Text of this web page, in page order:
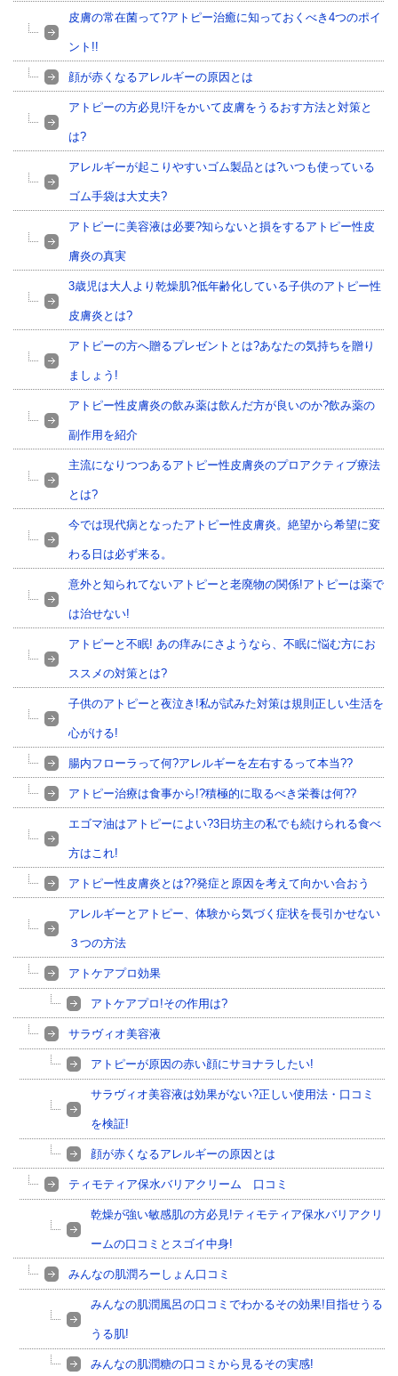
皮膚の常在菌って?アトピー治癒に知っておくべき4つのポイ
ント!!
顔が赤くなるアレルギーの原因とは
アトピーの方必見!汗をかいて皮膚をうるおす方法と対策と
は?
アレルギーが起こりやすいゴム製品とは?いつも使っている
ゴム手袋は大丈夫?
アトピーに美容液は必要?知らないと損をするアトピー性皮
膚炎の真実
3歳児は大人より乾燥肌?低年齢化している子供のアトピー性
皮膚炎とは?
アトピーの方へ贈るプレゼントとは?あなたの気持ちを贈り
ましょう!
アトピー性皮膚炎の飲み薬は飲んだ方が良いのか?飲み薬の
副作用を紹介
主流になりつつあるアトピー性皮膚炎のプロアクティブ療法
とは?
今では現代病となったアトピー性皮膚炎。絶望から希望に変
わる日は必ず来る。
意外と知られてないアトピーと老廃物の関係!アトピーは薬で
は治せない!
アトピーと不眠! あの痒みにさようなら、不眠に悩む方にお
ススメの対策とは?
子供のアトピーと夜泣き!私が試みた対策は規則正しい生活を
心がける!
腸内フローラって何?アレルギーを左右するって本当??
アトピー治療は食事から!?積極的に取るべき栄養は何??
エゴマ油はアトピーによい?3日坊主の私でも続けられる食べ
方はこれ!
アトピー性皮膚炎とは??発症と原因を考えて向かい合おう
アレルギーとアトピー、体験から気づく症状を長引かせない
３つの方法
アトケアプロ効果
アトケアプロ!その作用は?
サラヴィオ美容液
アトピーが原因の赤い顔にサヨナラしたい!
サラヴィオ美容液は効果がない?正しい使用法・口コミ
を検証!
顔が赤くなるアレルギーの原因とは
ティモティア保水バリアクリーム 口コミ
乾燥が強い敏感肌の方必見!ティモティア保水バリアクリ
ームの口コミとスゴイ中身!
みんなの肌潤ろーしょん口コミ
みんなの肌潤風呂の口コミでわかるその効果!目指せうる
うる肌!
みんなの肌潤糖の口コミから見るその実感!